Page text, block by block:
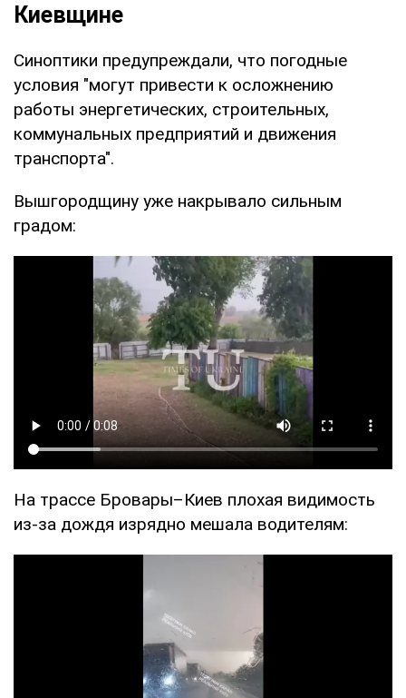
Киевщине
Синоптики предупреждали, что погодные
условия "могут привести к осложнению
работы энергетических, строительных,
коммунальных предприятий и движения
транспорта".
Вышгородщину уже накрывало сильным
градом:
На трассе Бровары–Киев плохая видимость
из-за дождя изрядно мешала водителям: